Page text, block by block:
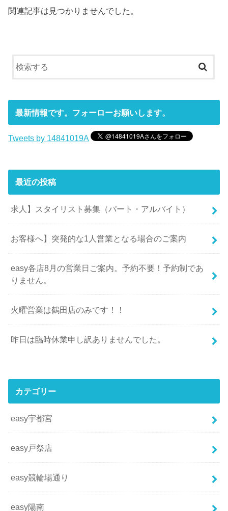
関連記事は見つかりませんでした。
最新情報です。フォーローお願いします。
Tweets by 14841019A
最近の投稿
求人】スタイリスト募集（パート・アルバイト）
お客様へ】突発的な1人営業となる場合のご案内
easy各店8月の営業日ご案内。予約不要！予約制であ
りません。
火曜営業は鶴田店のみです！！
昨日は臨時休業申し訳ありませんでした。
カテゴリー
easy宇都宮
easy戸祭店
easy競輪場通り
easy陽南